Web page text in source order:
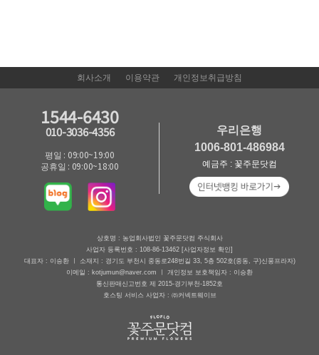
회사소개 이용약관 개인정보취급방침
1544-6430
010-3036-4356
평일 : 09:00~19:00
공휴일 : 09:00~18:00
우리은행
1006-801-486984
예금주 : 꽃주문닷컴
상호명 : 농업회사법인 꽃주문닷컴 주식회사
사업자 등록번호 : 108-86-13462 [사업자정보 확인]
대표자 : 이승환 ㅣ 소재지 : 경기도 부천시 중동로248번길 33, 5층 502호(중동, 구)신풍프라자)
이메일 : kotjumun@naver.com ㅣ 개인정보 보호책임자 : 이승환
통신판매신고번호 제 2015-경기부천-1852호
호스팅 서비스 사업자 : ㈜커넥트웨이브